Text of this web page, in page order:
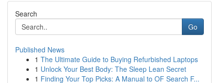
Search
Go
Published News
1 The Ultimate Guide to Buying Refurbished Laptops
1 Unlock Your Best Body: The Sleep Lean Secret
1 Finding Your Top Picks: A Manual to OF Search F...